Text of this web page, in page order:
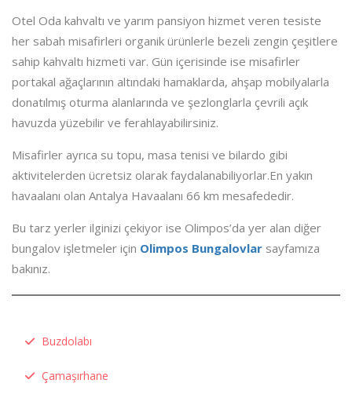
Otel Oda kahvaltı ve yarım pansiyon hizmet veren tesiste
her sabah misafirleri organik ürünlerle bezeli zengin çeşitlere
sahip kahvaltı hizmeti var. Gün içerisinde ise misafirler
portakal ağaçlarının altındaki hamaklarda, ahşap mobilyalarla
donatılmış oturma alanlarında ve şezlonglarla çevrili açık
havuzda yüzebilir ve ferahlayabilirsiniz.
Misafirler ayrıca su topu, masa tenisi ve bilardo gibi
aktivitelerden ücretsiz olarak faydalanabiliyorlar.En yakın
havaalanı olan Antalya Havaalanı 66 km mesafededir.
Bu tarz yerler ilginizi çekiyor ise Olimpos’da yer alan diğer
bungalov işletmeler için Olimpos Bungalovlar sayfamıza
bakınız.
Buzdolabı
Çamaşırhane